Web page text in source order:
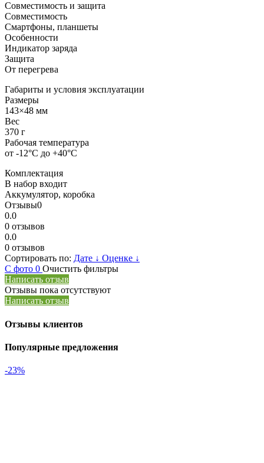
Совместимость и защита
Совместимость
Смартфоны, планшеты
Особенности
Индикатор заряда
Защита
От перегрева
Габариты и условия эксплуатации
Размеры
143×48 мм
Вес
370 г
Рабочая температура
от -12°C до +40°C
Комплектация
В набор входит
Аккумулятор, коробка
Отзывы0
0.0
0 отзывов
0.0
0 отзывов
Сортировать по: Дате ↓ Оценке ↓
С фото 0 Очистить фильтры
Написать отзыв
Отзывы пока отсутствуют
Написать отзыв
Отзывы клиентов
Популярные предложения
-23%